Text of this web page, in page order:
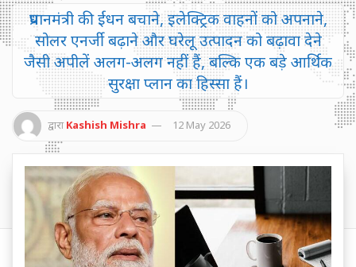
प्रधानमंत्री की ईंधन बचाने, इलेक्ट्रिक वाहनों को अपनाने,
सोलर एनर्जी बढ़ाने और घरेलू उत्पादन को बढ़ावा देने
जैसी अपीलें अलग-अलग नहीं हैं, बल्कि एक बड़े आर्थिक
सुरक्षा प्लान का हिस्सा हैं।
द्वारा Kashish Mishra 12 May 2026